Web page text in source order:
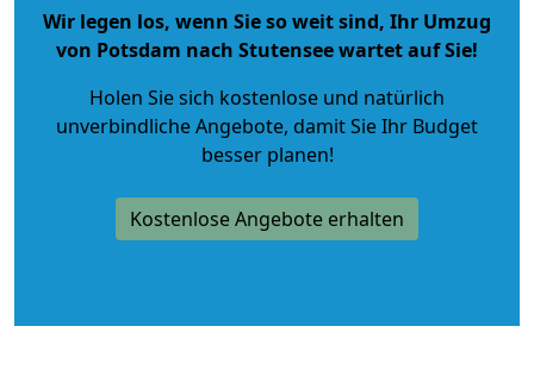
Wir legen los, wenn Sie so weit sind, Ihr Umzug
von Potsdam nach Stutensee wartet auf Sie!
Holen Sie sich kostenlose und natürlich
unverbindliche Angebote, damit Sie Ihr Budget
besser planen!
Kostenlose Angebote erhalten